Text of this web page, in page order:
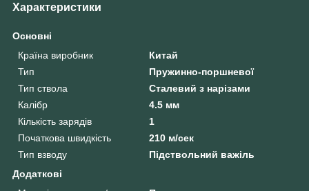
Характеристики
Основні
Країна виробник
Китай
Тип
Пружинно-поршневої
Тип ствола
Сталевий з нарізами
Калібр
4.5 мм
Кількість зарядів
1
Початкова швидкість
210 м/сек
Тип взводу
Підствольний важіль
Додаткові